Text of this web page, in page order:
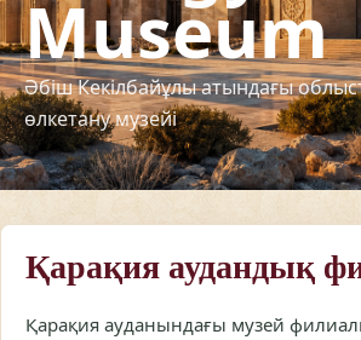
Қарақия аудандық
Қарақия ауданындағы музей